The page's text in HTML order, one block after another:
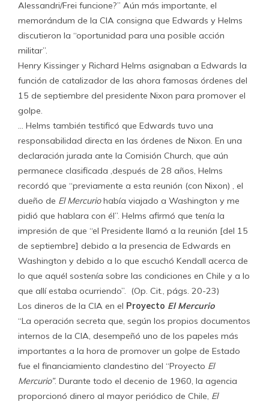
Alessandri/Frei funcione?” Aún más importante, el
memorándum de la CIA consigna que Edwards y Helms
discutieron la “oportunidad para una posible acción
militar”.
Henry Kissinger y Richard Helms asignaban a Edwards la
función de catalizador de las ahora famosas órdenes del
15 de septiembre del presidente Nixon para promover el
golpe.
… Helms también testificó que Edwards tuvo una
responsabilidad directa en las órdenes de Nixon. En una
declaración jurada ante la Comisión Church, que aún
permanece clasificada ,después de 28 años, Helms
recordó que “previamente a esta reunión (con Nixon) , el
dueño de El Mercuriohabía viajado a Washington y me
pidió que hablara con él”. Helms afirmó que tenía la
impresión de que “el Presidente llamó a la reunión [del 15
de septiembre] debido a la presencia de Edwards en
Washington y debido a lo que escuchó Kendall acerca de
lo que aquél sostenía sobre las condiciones en Chile y a lo
que allí estaba ocurriendo”. (Op. Cit., págs. 20-23)
Los dineros de la CIA en el Proyecto El Mercurio
“La operación secreta que, según los propios documentos
internos de la CIA, desempeñó uno de los papeles más
importantes a la hora de promover un golpe de Estado
fue el financiamiento clandestino del “Proyecto El
Mercurio”. Durante todo el decenio de 1960, la agencia
proporcionó dinero al mayor periódico de Chile, El